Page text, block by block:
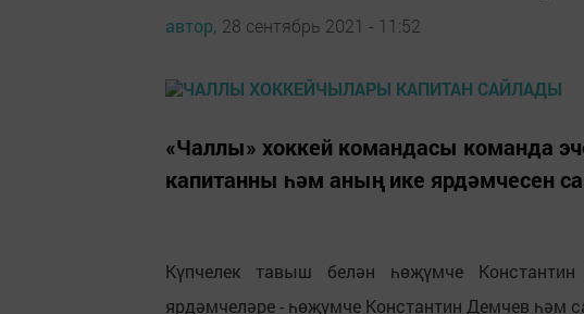
автор, 28 сентябрь 2021 - 11:52
«Чаллы» хоккей командасы команда
капитанны һәм аның ике ярдәмчесен
Күпчелек тавыш белән һөҗүмче
ярдәмчеләре - һөҗүмче Константин Демчев һәм